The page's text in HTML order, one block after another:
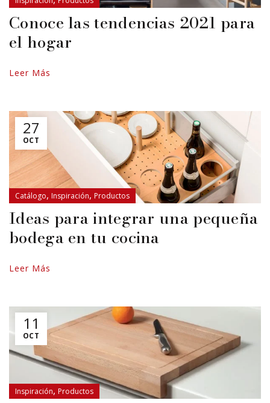
Conoce las tendencias 2021 para
el hogar
Leer Más
27
OCT
Catálogo, Inspiración, Productos
Ideas para integrar una pequeña
bodega en tu cocina
Leer Más
11
OCT
Inspiración, Productos